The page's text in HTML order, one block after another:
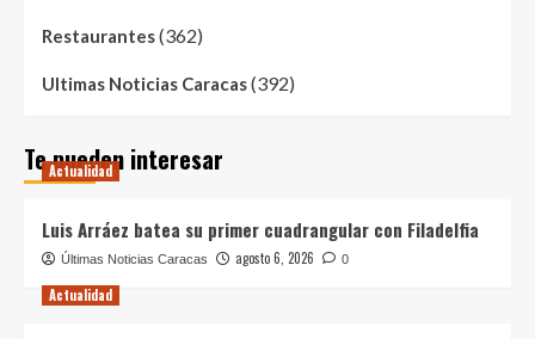
Restaurantes(362)
Ultimas Noticias Caracas(392)
Te pueden interesar
Actualidad
Luis Arráez batea su primer cuadrangular con Filadelfia
Últimas Noticias Caracas agosto 6, 2026 0
Actualidad